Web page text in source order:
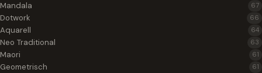
Mandala 67
Dotwork 66
Aquarell 64
Neo Traditional 63
Maori 61
Geometrisch 61